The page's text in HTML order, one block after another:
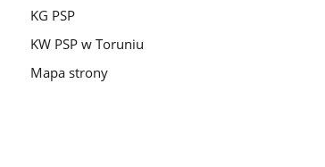
KG PSP
KW PSP w Toruniu
Mapa strony